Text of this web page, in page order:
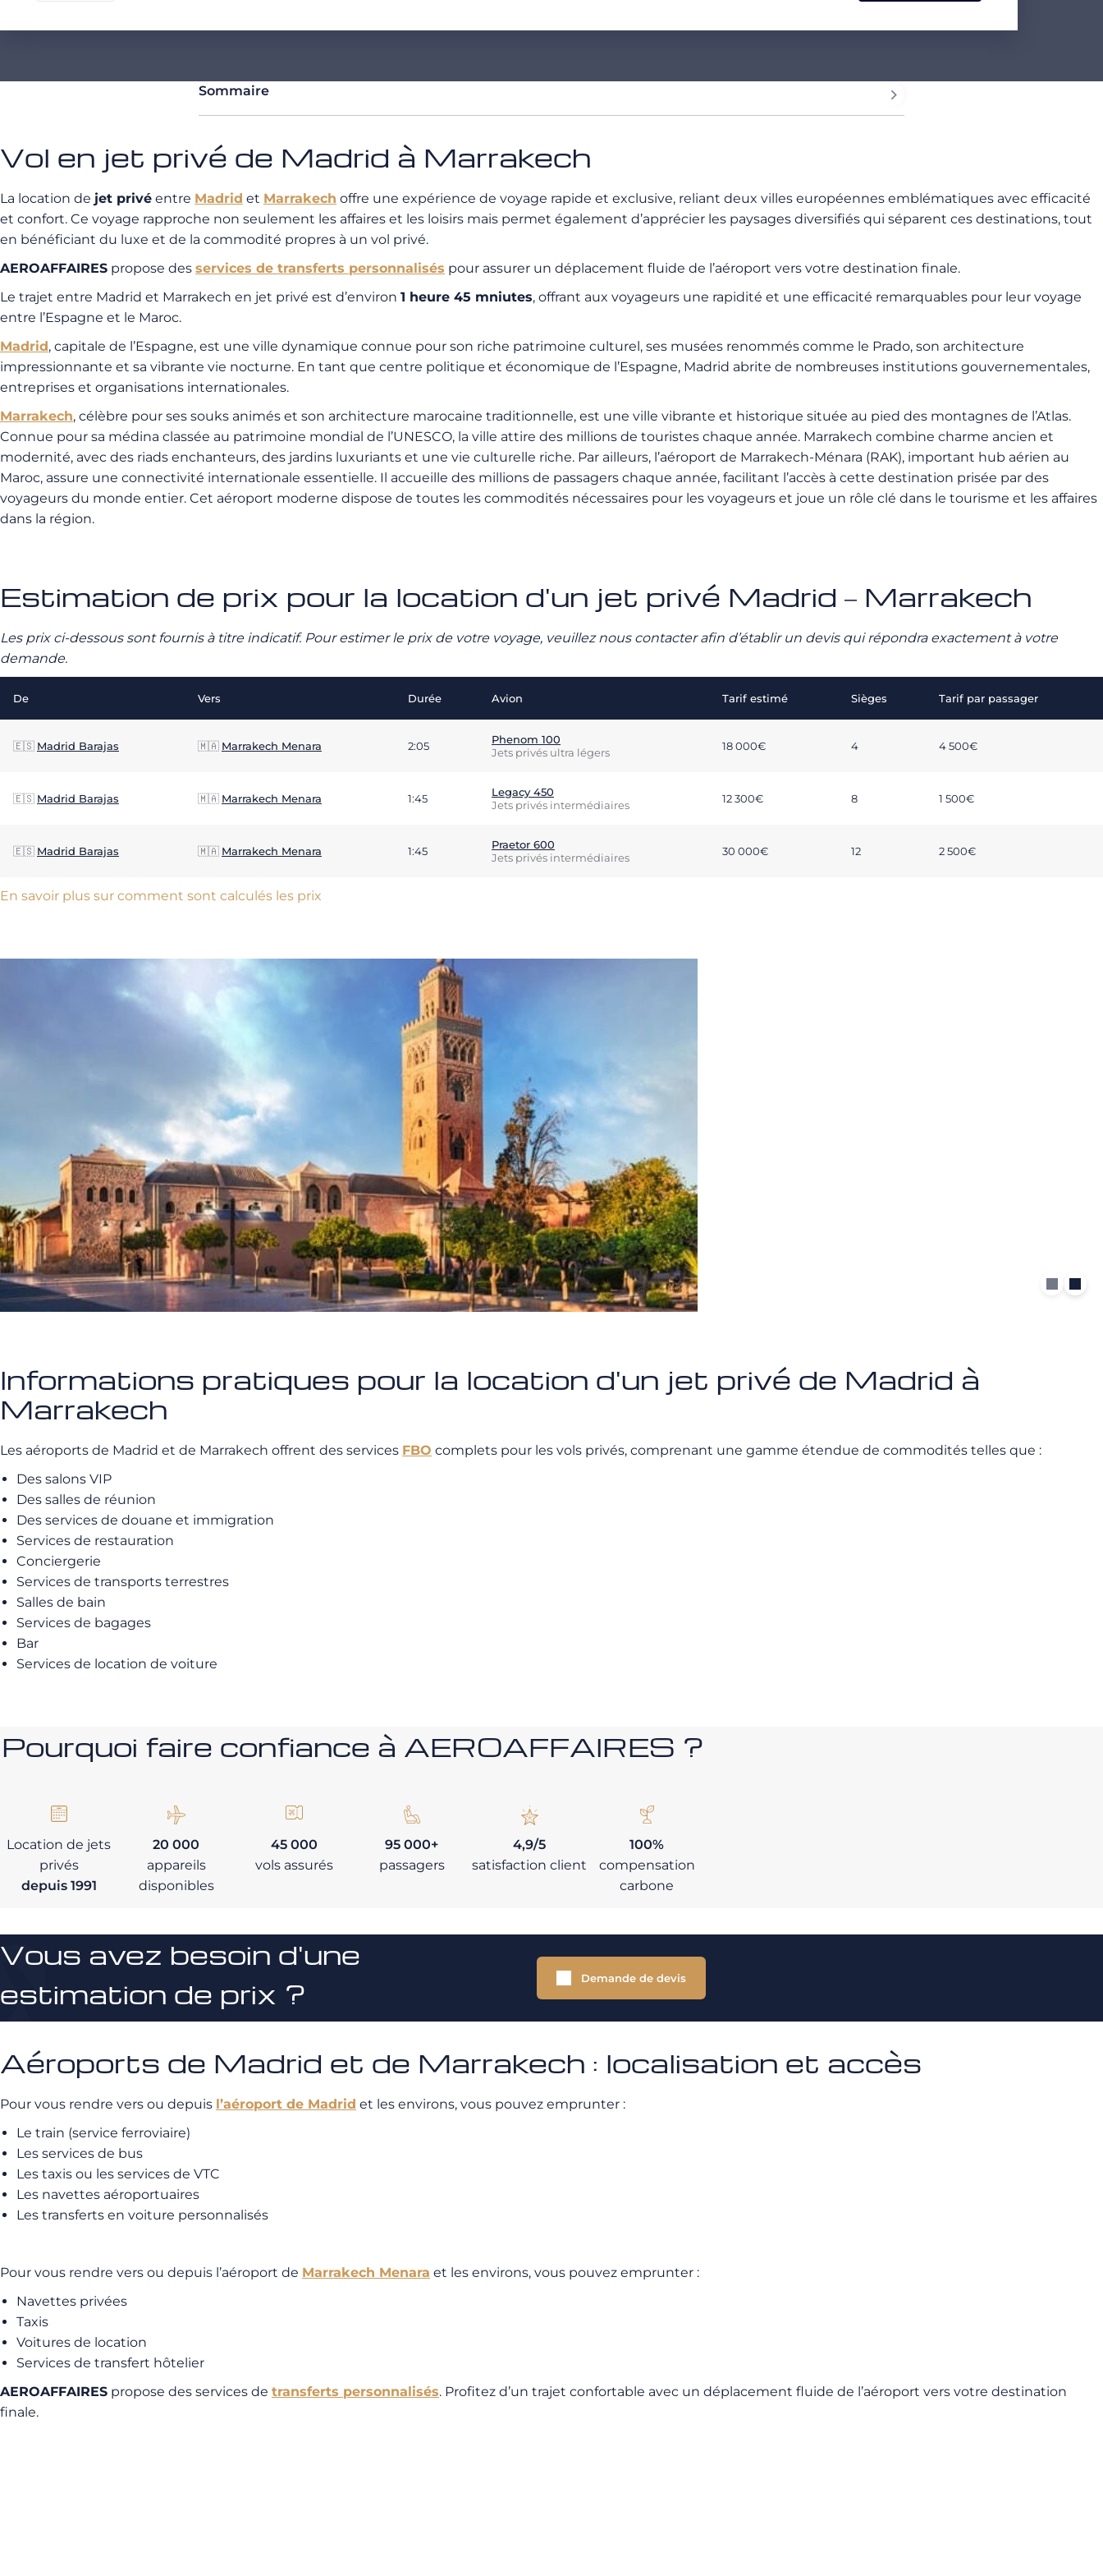
Sommaire
Vol en jet privé de Madrid à Marrakech
La location de jet privé entre Madrid et Marrakech offre une expérience de voyage rapide et exclusive, reliant deux villes européennes emblématiques avec efficacité
et confort. Ce voyage rapproche non seulement les affaires et les loisirs mais permet également d’apprécier les paysages diversifiés qui séparent ces destinations, tout
en bénéficiant du luxe et de la commodité propres à un vol privé.
AEROAFFAIRES propose des services de transferts personnalisés pour assurer un déplacement fluide de l’aéroport vers votre destination finale.
Le trajet entre Madrid et Marrakech en jet privé est d’environ 1 heure 45 mniutes, offrant aux voyageurs une rapidité et une efficacité remarquables pour leur voyage
entre l’Espagne et le Maroc.
Madrid, capitale de l’Espagne, est une ville dynamique connue pour son riche patrimoine culturel, ses musées renommés comme le Prado, son architecture
impressionnante et sa vibrante vie nocturne. En tant que centre politique et économique de l’Espagne, Madrid abrite de nombreuses institutions gouvernementales,
entreprises et organisations internationales.
Marrakech, célèbre pour ses souks animés et son architecture marocaine traditionnelle, est une ville vibrante et historique située au pied des montagnes de l’Atlas.
Connue pour sa médina classée au patrimoine mondial de l’UNESCO, la ville attire des millions de touristes chaque année. Marrakech combine charme ancien et
modernité, avec des riads enchanteurs, des jardins luxuriants et une vie culturelle riche. Par ailleurs, l’aéroport de Marrakech-Ménara (RAK), important hub aérien au
Maroc, assure une connectivité internationale essentielle. Il accueille des millions de passagers chaque année, facilitant l’accès à cette destination prisée par des
voyageurs du monde entier. Cet aéroport moderne dispose de toutes les commodités nécessaires pour les voyageurs et joue un rôle clé dans le tourisme et les affaires
dans la région.
Estimation de prix pour la location d'un jet privé Madrid – Marrakech
Les prix ci-dessous sont fournis à titre indicatif. Pour estimer le prix de votre voyage, veuillez nous contacter afin d’établir un devis qui répondra exactement à votre
demande.
De Vers Durée Avion Tarif estimé Sièges Tarif par passager
🇪🇸 Madrid Barajas 🇲🇦 Marrakech Menara 2:05
Phenom 100
Jets privés ultra légers
18 000€ 4 4 500€
🇪🇸 Madrid Barajas 🇲🇦 Marrakech Menara 1:45
Legacy 450
Jets privés intermédiaires
12 300€ 8 1 500€
🇪🇸 Madrid Barajas 🇲🇦 Marrakech Menara 1:45
Praetor 600
Jets privés intermédiaires
30 000€ 12 2 500€
En savoir plus sur comment sont calculés les prix
Informations pratiques pour la location d'un jet privé de Madrid à
Marrakech
Les aéroports de Madrid et de Marrakech offrent des services FBO complets pour les vols privés, comprenant une gamme étendue de commodités telles que :
Des salons VIP
Des salles de réunion
Des services de douane et immigration
Services de restauration
Conciergerie
Services de transports terrestres
Salles de bain
Services de bagages
Bar
Services de location de voiture
Pourquoi faire confiance à AEROAFFAIRES ?
Location de jets
privés
depuis 1991
20 000
appareils
disponibles
45 000
vols assurés
95 000+
passagers
4,9/5
satisfaction client
100%
compensation
carbone
Vous avez besoin d'une
estimation de prix ?
Demande de devis
Aéroports de Madrid et de Marrakech : localisation et accès
Pour vous rendre vers ou depuis l’aéroport de Madrid et les environs, vous pouvez emprunter :
Le train (service ferroviaire)
Les services de bus
Les taxis ou les services de VTC
Les navettes aéroportuaires
Les transferts en voiture personnalisés
Pour vous rendre vers ou depuis l’aéroport de Marrakech Menara et les environs, vous pouvez emprunter :
Navettes privées
Taxis
Voitures de location
Services de transfert hôtelier
AEROAFFAIRES propose des services de transferts personnalisés. Profitez d’un trajet confortable avec un déplacement fluide de l’aéroport vers votre destination
finale.